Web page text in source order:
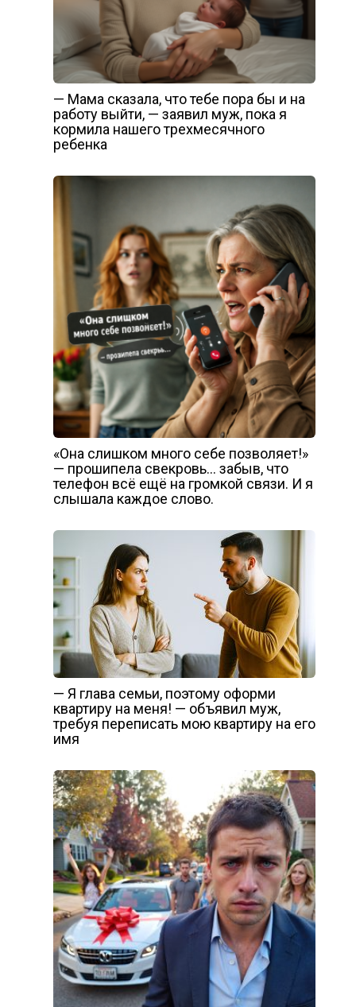
— Мама сказала, что тебе пора бы и на
работу выйти, — заявил муж, пока я
кормила нашего трехмесячного
ребенка
«Она слишком много себе позволяет!»
— прошипела свекровь… забыв, что
телефон всё ещё на громкой связи. И я
слышала каждое слово.
— Я глава семьи, поэтому оформи
квартиру на меня! — объявил муж,
требуя переписать мою квартиру на его
имя